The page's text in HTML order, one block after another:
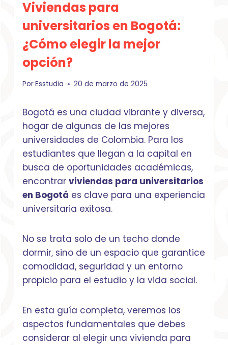
Viviendas para
universitarios en Bogotá:
¿Cómo elegir la mejor
opción?
PorEsstudia 20 de marzo de 2025
Bogotá es una ciudad vibrante y diversa,
hogar de algunas de las mejores
universidades de Colombia. Para los
estudiantes que llegan a la capital en
busca de oportunidades académicas,
encontrar viviendas para universitarios
en Bogotá es clave para una experiencia
universitaria exitosa.
No se trata solo de un techo donde
dormir, sino de un espacio que garantice
comodidad, seguridad y un entorno
propicio para el estudio y la vida social.
En esta guía completa, veremos los
aspectos fundamentales que debes
considerar al elegir una vivienda para